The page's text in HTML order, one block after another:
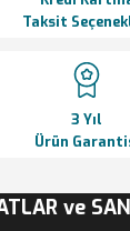
Taksit
3 Yıl
Ürün
ve